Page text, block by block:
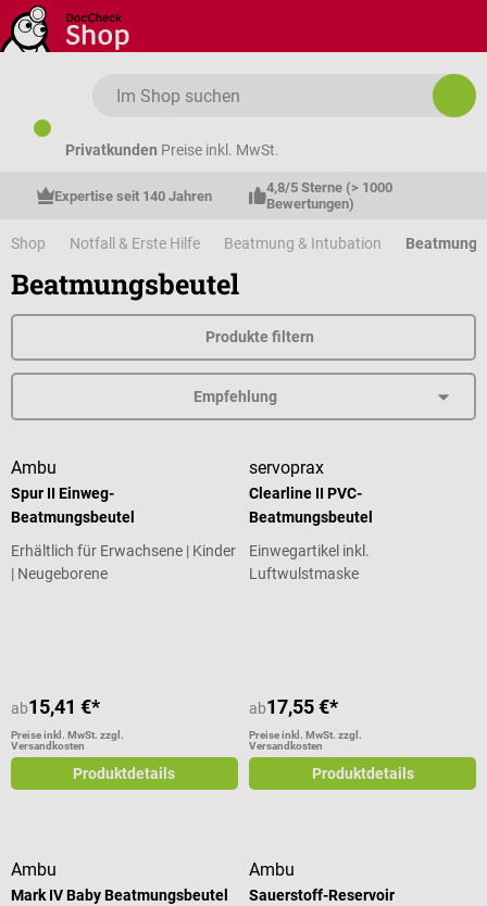
Zum Hauptinhalt springen
Privatkunden Preise inkl. MwSt.
Expertise seit 140 Jahren
4,8/5 Sterne (> 1000
Bewertungen)
Shop Notfall & Erste Hilfe Beatmung & Intubation
Beatmungsbeutel
Produkte filtern
Ambu
Spur II Einweg-
Beatmungsbeutel
Erhältlich für Erwachsene | Kinder
| Neugeborene
ab15,41 €*
Preise inkl. MwSt. zzgl.
Versandkosten
Produktdetails
servoprax
Clearline II PVC-
Beatmungsbeutel
Einwegartikel inkl.
Luftwulstmaske
ab17,55 €*
Preise inkl. MwSt. zzgl.
Versandkosten
Produktdetails
Ambu
Mark IV Baby Beatmungsbeutel
Ambu
Sauerstoff-Reservoir